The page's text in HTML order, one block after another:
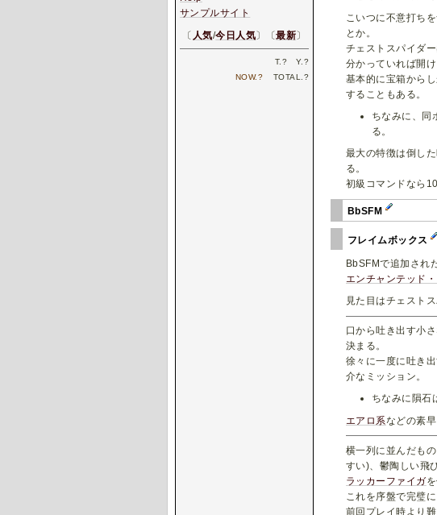
こいつに不意打ち
とか。
チェストスパイダ
分かっていれば開け
基本的に宝箱から
することもある。
ちなみに、同
る。
最大の特徴は倒し
る。
初級コマンドなら
BbSFM
フレイムボックス
BbSFMで追加され
エンチャンテッド
見た目はチェスト
口から吐き出す小
決まる。
徐々に一度に吐き
介なミッション。
ちなみに隕石
エアロ系などの素
横一列に並んだもの
すい)、鬱陶しい飛
ラッカーファイガ
これを序盤で完璧
前回プレイ時より
サンプルサイト
〔 人気/今日人気〕〔最新〕
T. ? Y. ?
NOW.? TOTAL. ?